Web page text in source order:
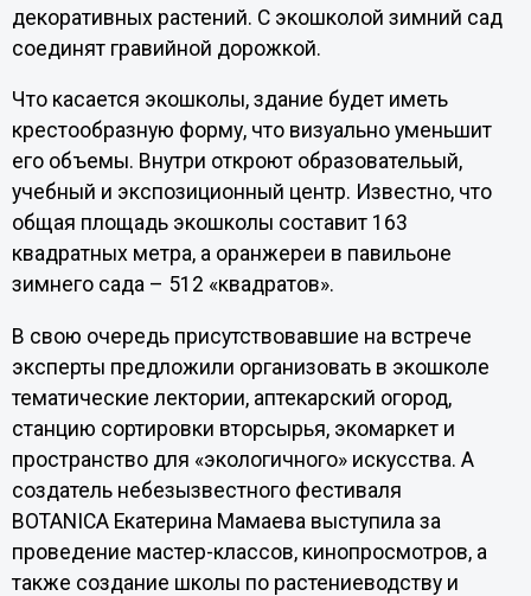
декоративных растений. С экошколой зимний сад
соединят гравийной дорожкой.
Что касается экошколы, здание будет иметь
крестообразную форму, что визуально уменьшит
его объемы. Внутри откроют образовательый,
учебный и экспозиционный центр. Известно, что
общая площадь экошколы составит 163
квадратных метра, а оранжереи в павильоне
зимнего сада – 512 «квадратов».
В свою очередь присутствовавшие на встрече
эксперты предложили организовать в экошколе
тематические лектории, аптекарский огород,
станцию сортировки вторсырья, экомаркет и
пространство для «экологичного» искусства. А
создатель небезызвестного фестиваля
BOTANICA Екатерина Мамаева выступила за
проведение мастер-классов, кинопросмотров, а
также создание школы по растениеводству и